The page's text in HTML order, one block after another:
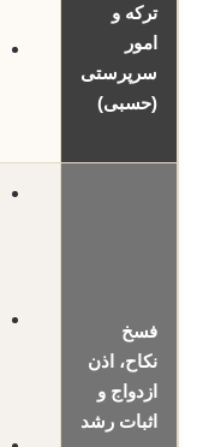
ترکه و
امور
سرپرستی
(حسبی)
فسخ
نکاح، اذن
ازدواج و
اثبات رشد